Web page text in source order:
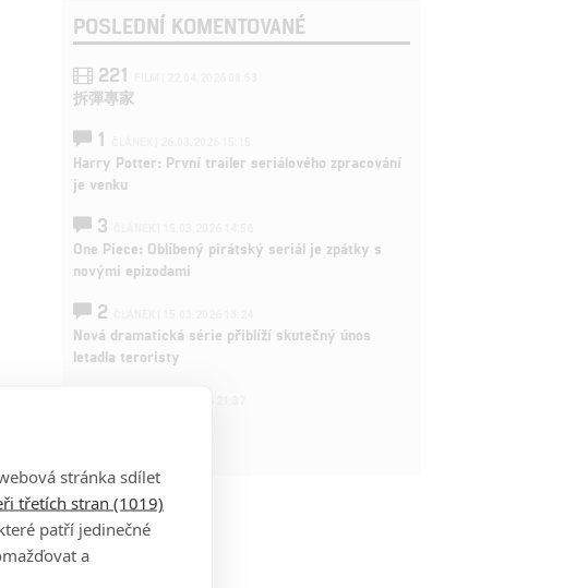
POSLEDNÍ KOMENTOVANÉ
221
拆彈專家
1
Harry Potter: První trailer seriálového zpracování
je venku
3
One Piece: Oblíbený pirátský seriál je zpátky s
novými epizodami
2
Nová dramatická série přiblíží skutečný únos
letadla teroristy
stránka sdílet
třetích stran (1019)
patří jedinečné
a